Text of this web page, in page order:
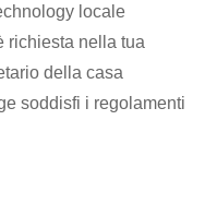
locale
richiesta nella tua
della casa
soddisfi i regolamenti